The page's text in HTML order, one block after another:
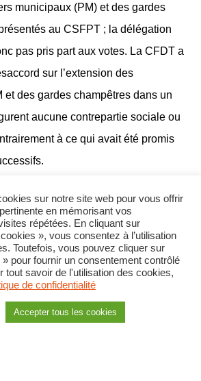
municipaux (PM) et des gardes
au CSFPT ; la délégation
pas pris part aux votes. La CFDT a
sur l’extension des
et des gardes champêtres dans un
aucune contrepartie sociale ou
à ce qui avait été promis
une avancée. La CFDT réclamait la
de servir qui était faite aux
Elle permettait aux collectivités, de
aux agents des frais de
ci effectuaient une mobilité avant 3
a été vivement combattue par la
chose de voir sa suppression
sur notre site web pour vous offrir
en mémorisant vos
répétées. En cliquant sur
», vous consentez à l’utilisation
Toutefois, vous pouvez cliquer sur
pour fournir un consentement contrôlé
tout savoir de l'utilisation des cookies,
de confidentialité
Accepter tous les cookies